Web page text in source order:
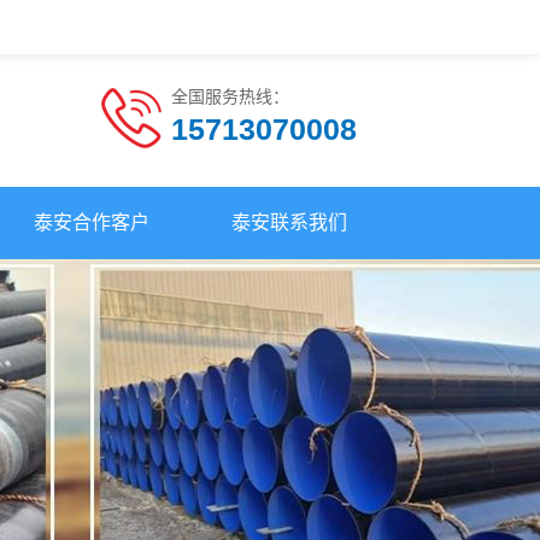
全国服务热线：
15713070008
泰安合作客户 泰安联系我们